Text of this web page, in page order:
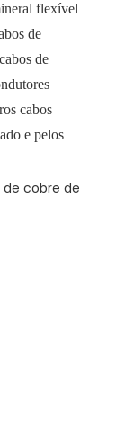
flexível
de
de
cabos
e pelos